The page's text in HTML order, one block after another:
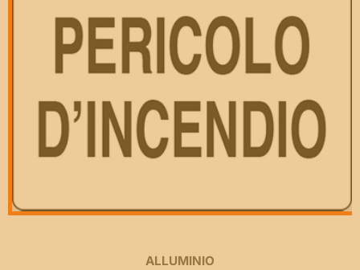
ALLUMINIO